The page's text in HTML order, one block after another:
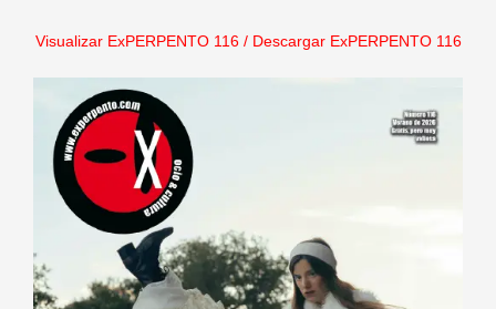
Visualizar ExPERPENTO 116/ Descargar ExPERPENTO 116